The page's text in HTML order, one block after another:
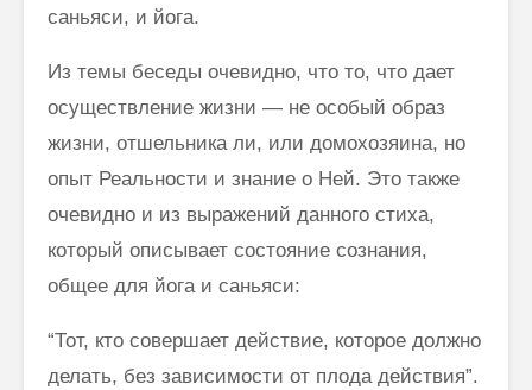
саньяси, и йога.
Из темы беседы очевидно, что то, что дает
осуществление жизни — не особый образ
жизни, отшельника ли, или домохозяина, но
опыт Ре­альности и знание о Ней. Это также
очевидно и из выражений данного стиха,
который описывает состояние сознания,
общее для йога и саньяси:
“Тот, кто совершает действие, которое должно
делать, без зависимости от плода действия”.